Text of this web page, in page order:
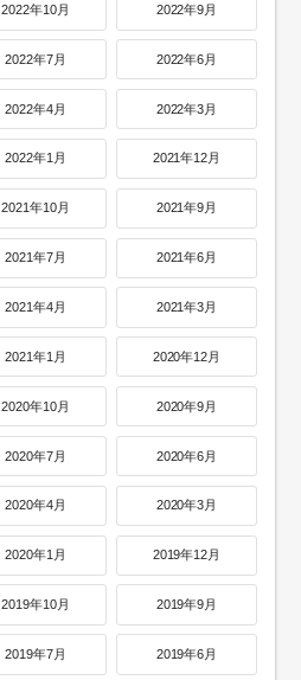
2022年10月 2022年9月
2022年7月 2022年6月
2022年4月 2022年3月
2022年1月 2021年12月
2021年10月 2021年9月
2021年7月 2021年6月
2021年4月 2021年3月
2021年1月 2020年12月
2020年10月 2020年9月
2020年7月 2020年6月
2020年4月 2020年3月
2020年1月 2019年12月
2019年10月 2019年9月
2019年7月 2019年6月